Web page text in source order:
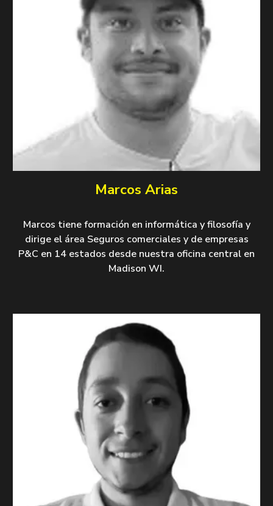
Marcos Arias
Marcos tiene formación en informática y filosofía y
dirige el área Seguros comerciales y de empresas
P&C en 14 estados desde nuestra oficina central en
Madison WI.